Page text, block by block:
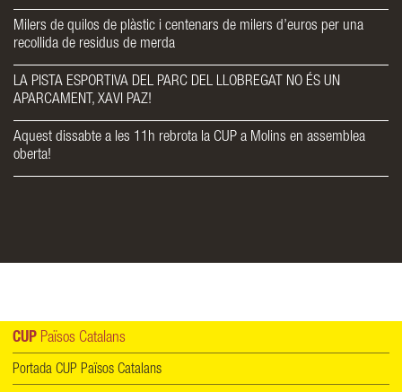
Milers de quilos de plàstic i centenars de milers d’euros per una
recollida de residus de merda
LA PISTA ESPORTIVA DEL PARC DEL LLOBREGAT NO ÉS UN
APARCAMENT, XAVI PAZ!
Aquest dissabte a les 11h rebrota la CUP a Molins en assemblea
oberta!
CUP Països Catalans
Portada CUP Països Catalans